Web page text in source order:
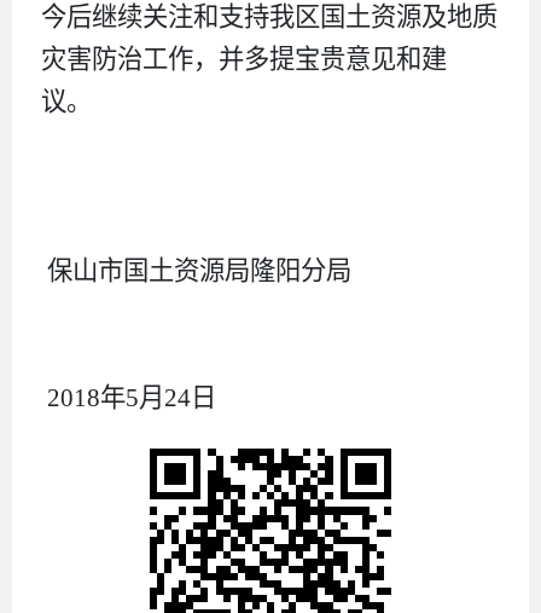
今后继续关注和支持我区国土资源及地质
灾害防治工作，并多提宝贵意见和建
议。
保山市国土资源局隆阳分局
2018年5月 24 日